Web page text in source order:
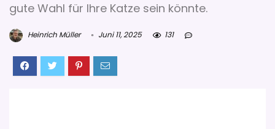
gute Wahl für Ihre Katze sein könnte.
Heinrich Müller Juni 11, 2025 131